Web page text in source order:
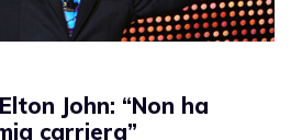
John: “Non ha
carriera”